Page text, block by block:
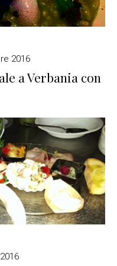
2016
a Verbania con